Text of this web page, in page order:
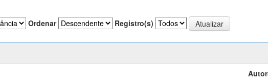
Ordenar Registro(s)